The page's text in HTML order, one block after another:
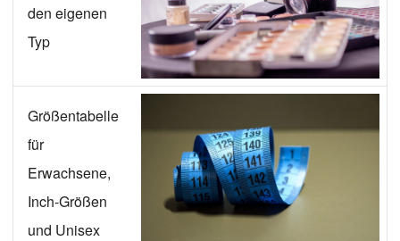
den eigenen
Typ
Größentabelle
für
Erwachsene,
Inch-Größen
und Unisex